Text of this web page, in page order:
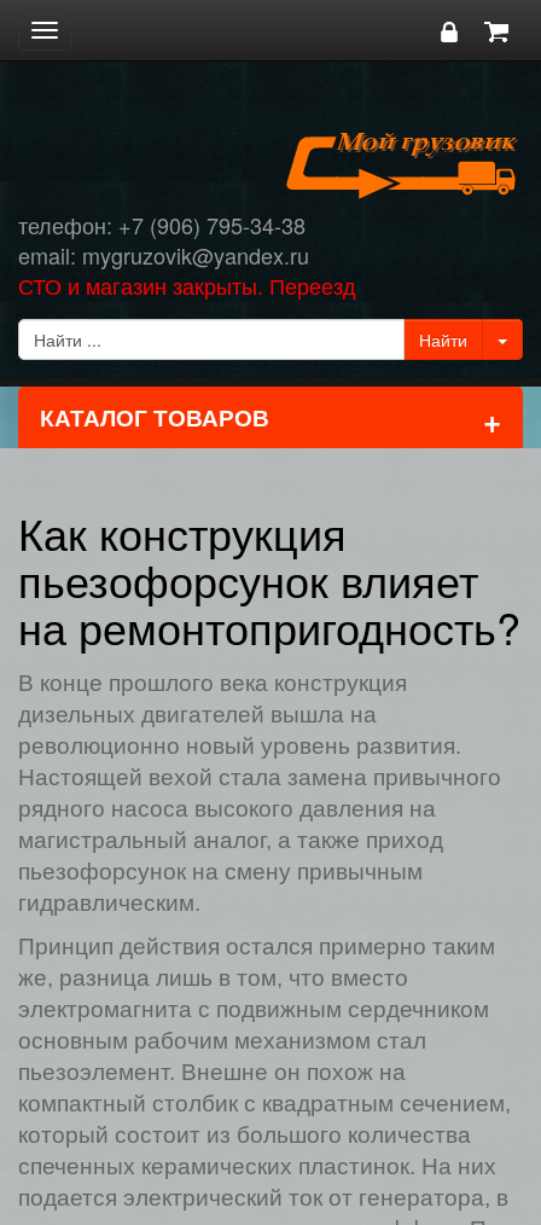
Toggle
navigation
телефон: +7 (906) 795-34-38
email: mygruzovik@yandex.ru
СТО и магазин закрыты. Переезд
КАТАЛОГ ТОВАРОВ +
Как конструкция
пьезофорсунок влияет
на ремонтопригодность?
В конце прошлого века конструкция
дизельных двигателей вышла на
революционно новый уровень развития.
Настоящей вехой стала замена привычного
рядного насоса высокого давления на
магистральный аналог, а также приход
пьезофорсунок на смену привычным
гидравлическим.
Принцип действия остался примерно таким
же, разница лишь в том, что вместо
электромагнита с подвижным сердечником
основным рабочим механизмом стал
пьезоэлемент. Внешне он похож на
компактный столбик с квадратным сечением,
который состоит из большого количества
спеченных керамических пластинок. На них
подается электрический ток от генератора, в